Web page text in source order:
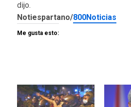
dijo.
Notiespartano/800Noticias
Me gusta esto: